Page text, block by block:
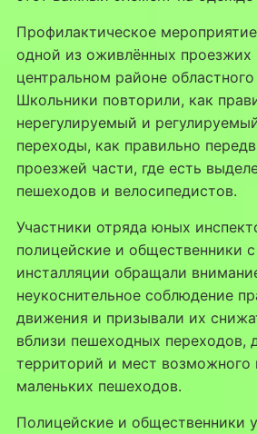
⁣Профилактическое
одной из оживлённых проезжих
центральном районе областного
Школьники повторили, как
нерегулируемый и
переходы, как правильно
проезжей части, где есть
пешеходов и велосипедистов.
⁣Участники отряда юных
полицейские и общественники
инсталляции обращали
неукоснительное соблюдение
движения и призывали их
вблизи пешеходных переходов,
территорий и мест возможного
маленьких пешеходов.
⁣Полицейские и общественники